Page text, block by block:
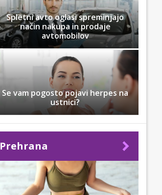
Spletni avto oglasi spreminjajo
način nakupa in prodaje
avtomobilov
Se vam pogosto pojavi herpes na
ustnici?
Prehrana